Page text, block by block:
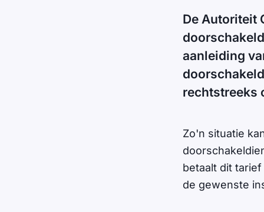
De Autoriteit
aanleiding
rechtstreeks
Zo'n situatie
betaalt dit
de gewenste